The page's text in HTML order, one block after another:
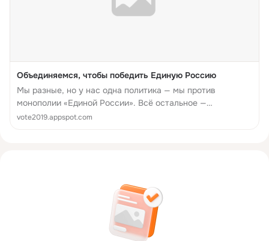
Объединяемся, чтобы победить Единую Россию
Мы разные, но у нас одна политика — мы против
монополии «Единой России». Всё остальное —
математика.
vote2019.appspot.com